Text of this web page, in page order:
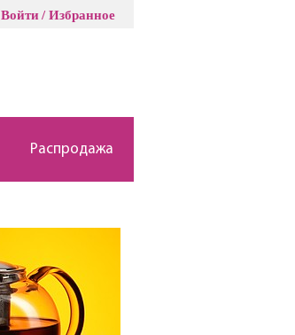
Войти Избранное
Распродажа